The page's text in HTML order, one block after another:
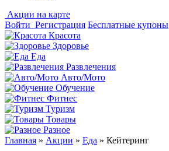
Акции на карте
Войти Регистрация Бесплатные купоны
Красота
Здоровье
Еда
Развлечения
Авто/Мото
Обучение
Фитнес
Туризм
Товары
Разное
Главная » Акции » Еда » Кейтеринг